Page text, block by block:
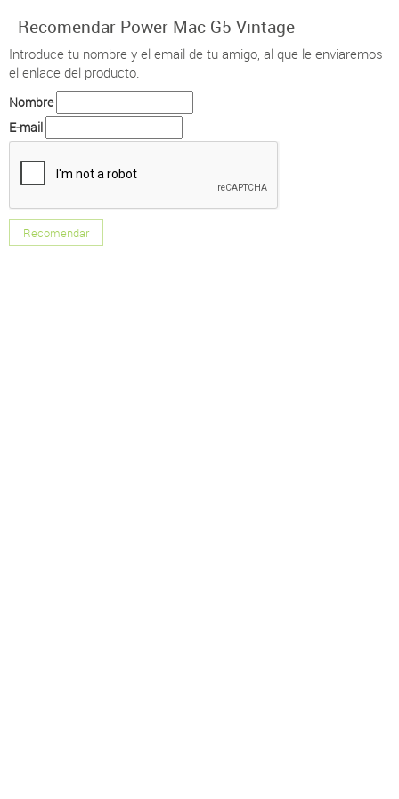
Recomendar Power Mac G5 Vintage
Introduce tu nombre y el email de tu amigo, al que le enviaremos
el enlace del producto.
Nombre
E-mail